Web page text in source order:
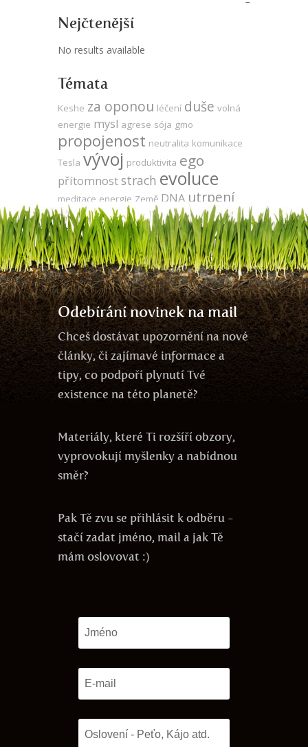
Nejčtenější
No results available
Témata
Keshe za oponou léčení duše volná
energie mysl agrese sója gmo
propojenost neutralita komunikace
Tesla vývoj produktivita ego
přítomnoststrach evoluce
meditace energie Země DNA utrpení
zodpovědnostzdraví energie
zdarma čas síla udržitelnost
kooperace vegetariánství odlesňování
láska veganství jedno vědomí
Odebírání novinek na mail
Chceš dostávat upozornění na nové
články, či zajímavé informace a
tipy, co podpoří plynutí Tvé
existence na této planetě?
Materiály, které Ti rozšíří obzory,
vyprovokují myšlenky a nabídnou
směr?
Pak Tě zvu se přihlásit k odběru -
stačí zadat jméno, mail a jak Tě
mám oslovovat :)